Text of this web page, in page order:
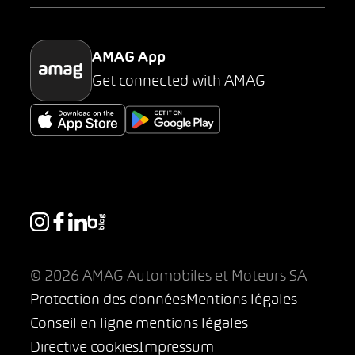
Parking
AMAG App
Get connected with AMAG
© 2026 AMAG Automobiles et Moteurs SA
Protection des donnéesMentions légales
Conseil en ligne mentions légales
Directive cookiesImpressum